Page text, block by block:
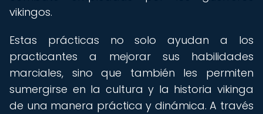
vikingos.
Estas prácticas no solo ayudan a los
practicantes a mejorar sus habilidades
marciales, sino que también les permiten
sumergirse en la cultura y la historia vikinga
de una manera práctica y dinámica. A través